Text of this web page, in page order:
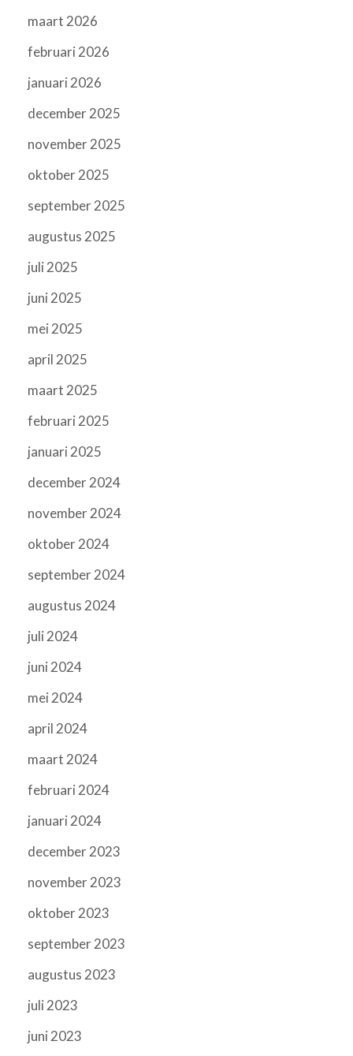
maart 2026
februari 2026
januari 2026
december 2025
november 2025
oktober 2025
september 2025
augustus 2025
juli 2025
juni 2025
mei 2025
april 2025
maart 2025
februari 2025
januari 2025
december 2024
november 2024
oktober 2024
september 2024
augustus 2024
juli 2024
juni 2024
mei 2024
april 2024
maart 2024
februari 2024
januari 2024
december 2023
november 2023
oktober 2023
september 2023
augustus 2023
juli 2023
juni 2023